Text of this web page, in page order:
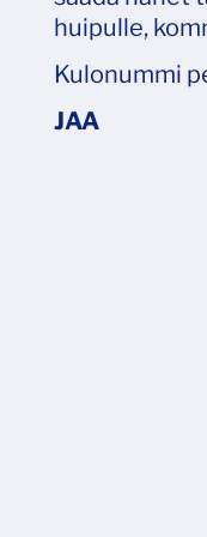
huipulle,
Kulonummi